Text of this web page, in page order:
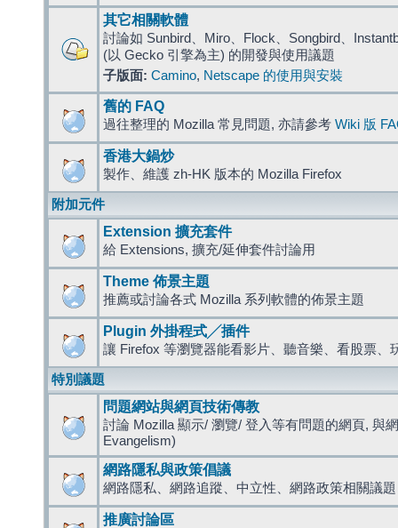
其它相關軟體
討論如 Sunbird、Miro、Flock、Songbird、
(以 Gecko 引擎為主) 的開發與使用議題
子版面: Camino, Netscape 的使用與安裝
舊的 FAQ
過往整理的 Mozilla 常見問題, 亦請參考 Wiki 版
香港大鍋炒
製作、維護 zh-HK 版本的 Mozilla Firefox
附加元件
Extension 擴充套件
給 Extensions, 擴充/延伸套件討論用
Theme 佈景主題
推薦或討論各式 Mozilla 系列軟體的佈景主題
Plugin 外掛程式╱插件
讓 Firefox 等瀏覽器能看影片、聽音樂、看股票、
特別議題
問題網站與網頁技術傳教
討論 Mozilla 顯示/ 瀏覽/ 登入等有問題的網頁, 與
Evangelism)
網路隱私與政策倡議
網路隱私、網路追蹤、中立性、網路政策相關議題
推廣討論區